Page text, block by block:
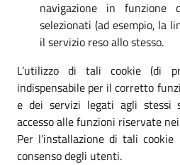
navigazione in
selezionati (ad esempio, la
il servizio reso allo stesso.
L’utilizzo di tali cookie (di
indispensabile per il corretto
e dei servizi legati agli stessi
accesso alle funzioni riservate
Per l’installazione di tali
consenso degli utenti.